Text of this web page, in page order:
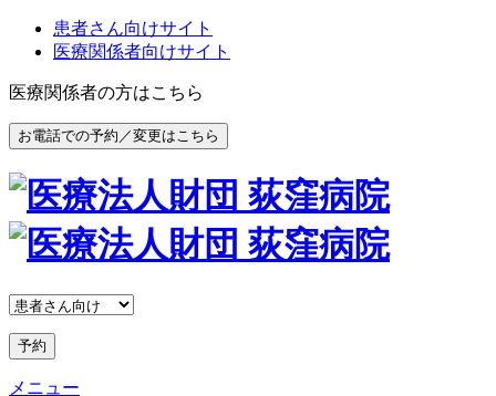
患者さん向けサイト
医療関係者向けサイト
医療関係者の方はこちら
お電話での予約／変更はこちら
予約
メニュー